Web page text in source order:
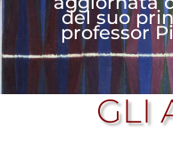
del suo
professor
GLI